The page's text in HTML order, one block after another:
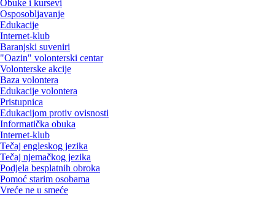
Obuke i kursevi
Osposobljavanje
Edukacije
Internet-klub
Baranjski suveniri
"Oazin" volonterski centar
Volonterske akcije
Baza volontera
Edukacije volontera
Pristupnica
Edukacijom protiv ovisnosti
Informatička obuka
Internet-klub
Tečaj engleskog jezika
Tečaj njemačkog jezika
Podjela besplatnih obroka
Pomoć starim osobama
Vreće ne u smeće